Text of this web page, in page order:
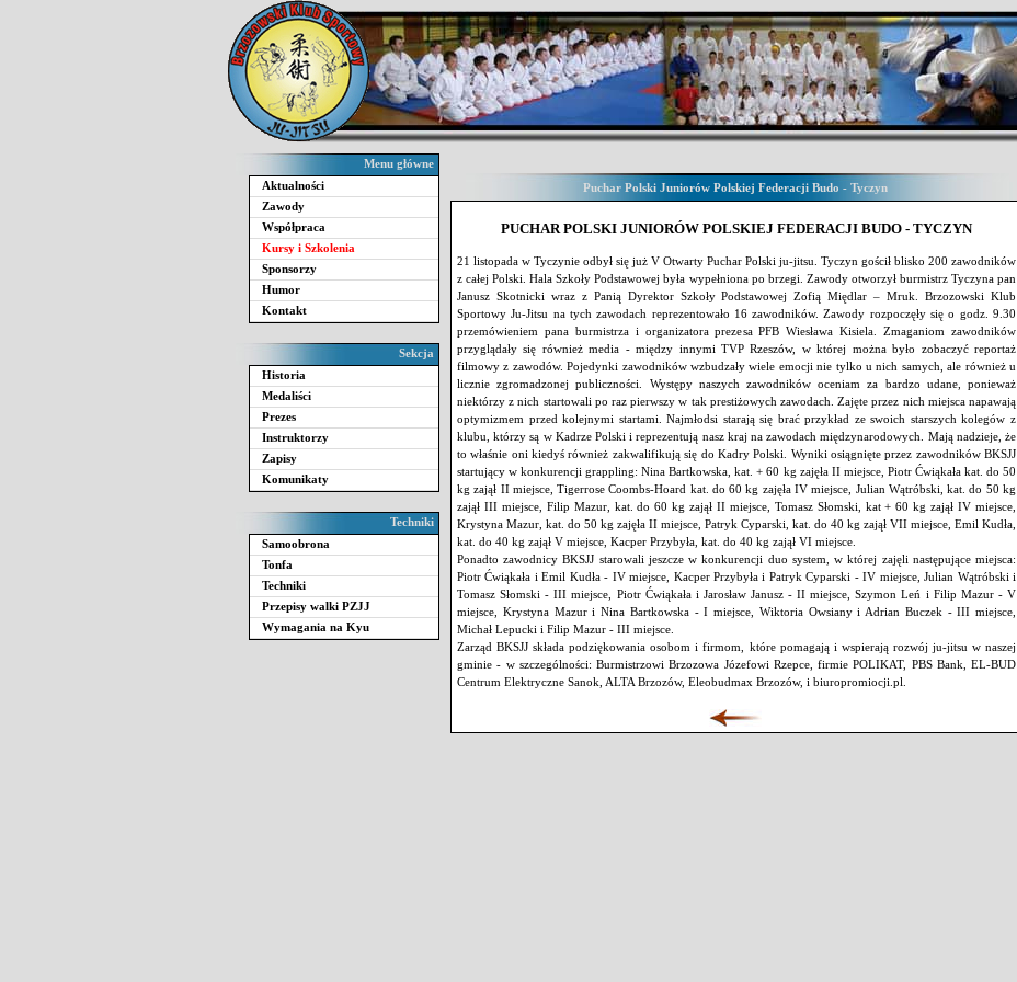
Menu główne
Aktualności
Zawody
Współpraca
Kursy i Szkolenia
Sponsorzy
Humor
Kontakt
Sekcja
Historia
Medaliści
Prezes
Instruktorzy
Zapisy
Komunikaty
Techniki
Samoobrona
Tonfa
Techniki
Przepisy walki PZJJ
Wymagania na Kyu
Puchar Polski Juniorów Polskiej Federacji Budo - Tyczyn
PUCHAR POLSKI JUNIORÓW POLSKIEJ FEDERACJI BUDO - TYCZYN
21 listopada w Tyczynie odbył się już V Otwarty Puchar Polski ju-jitsu. Tyczyn gościł blisko 200 zawodników
z całej Polski. Hala Szkoły Podstawowej była wypełniona po brzegi. Zawody otworzył burmistrz Tyczyna pan
Janusz Skotnicki wraz z Panią Dyrektor Szkoły Podstawowej Zofią Międlar – Mruk. Brzozowski Klub
Sportowy Ju-Jitsu na tych zawodach reprezentowało 16 zawodników. Zawody rozpoczęły się o godz. 9.30
przemówieniem pana burmistrza i organizatora prezesa PFB Wiesława Kisiela. Zmaganiom zawodników
przyglądały się również media - między innymi TVP Rzeszów, w której można było zobaczyć reportaż
filmowy z zawodów. Pojedynki zawodników wzbudzały wiele emocji nie tylko u nich samych, ale również u
licznie zgromadzonej publiczności. Występy naszych zawodników oceniam za bardzo udane, ponieważ
niektórzy z nich startowali po raz pierwszy w tak prestiżowych zawodach. Zajęte przez nich miejsca napawają
optymizmem przed kolejnymi startami. Najmłodsi starają się brać przykład ze swoich starszych kolegów z
klubu, którzy są w Kadrze Polski i reprezentują nasz kraj na zawodach międzynarodowych. Mają nadzieje, że
to właśnie oni kiedyś również zakwalifikują się do Kadry Polski. Wyniki osiągnięte przez zawodników BKSJJ
startujący w konkurencji grappling: Nina Bartkowska, kat. + 60 kg zajęła II miejsce, Piotr Ćwiąkała kat. do 50
kg zajął II miejsce, Tigerrose Coombs-Hoard kat. do 60 kg zajęła IV miejsce, Julian Wątróbski, kat. do 50 kg
zajął III miejsce, Filip Mazur, kat. do 60 kg zajął II miejsce, Tomasz Słomski, kat + 60 kg zajął IV miejsce,
Krystyna Mazur, kat. do 50 kg zajęła II miejsce, Patryk Cyparski, kat. do 40 kg zajął VII miejsce, Emil Kudła,
kat. do 40 kg zajął V miejsce, Kacper Przybyła, kat. do 40 kg zajął VI miejsce.
Ponadto zawodnicy BKSJJ starowali jeszcze w konkurencji duo system, w której zajęli następujące miejsca:
Piotr Ćwiąkała i Emil Kudła - IV miejsce, Kacper Przybyła i Patryk Cyparski - IV miejsce, Julian Wątróbski i
Tomasz Słomski - III miejsce, Piotr Ćwiąkała i Jarosław Janusz - II miejsce, Szymon Leń i Filip Mazur - V
miejsce, Krystyna Mazur i Nina Bartkowska - I miejsce, Wiktoria Owsiany i Adrian Buczek - III miejsce,
Michał Lepucki i Filip Mazur - III miejsce.
Zarząd BKSJJ składa podziękowania osobom i firmom, które pomagają i wspierają rozwój ju-jitsu w naszej
gminie - w szczególności: Burmistrzowi Brzozowa Józefowi Rzepce, firmie POLIKAT, PBS Bank, EL-BUD
Centrum Elektryczne Sanok, ALTA Brzozów, Eleobudmax Brzozów, i biuropromiocji.pl.